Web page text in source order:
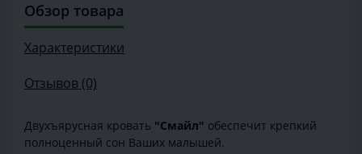
Обзор товара
Характеристики
Отзывов (0)
Двухъярусная кровать "Смайл" обеспечит крепкий
полноценный сон Ваших малышей.